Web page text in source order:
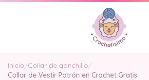
Inicio/Collar de ganchillo/
Collar de Vestir Patrón en Crochet Gratis